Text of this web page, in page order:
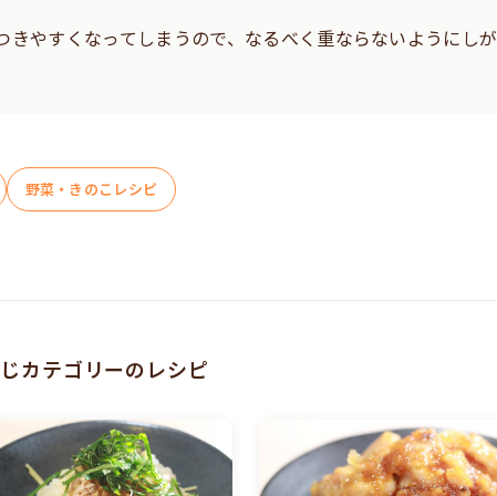
やすくなってしまうので、なるべく重ならないようにしが
野菜・きのこレシピ
カテゴリーのレシピ